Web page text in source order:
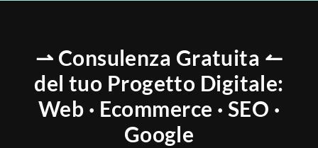
⇀ Consulenza Gratuita ↼
del tuo Progetto Digitale:
Web · Ecommerce · SEO ·
Google